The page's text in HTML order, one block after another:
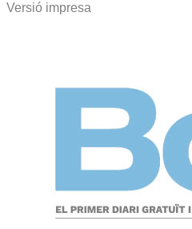
Versió impresa